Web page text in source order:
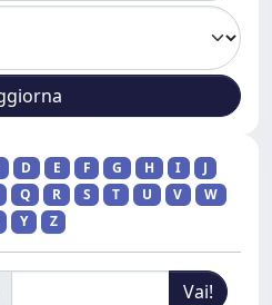
D E F G H I
J
Q R S T U V
W
Y Z